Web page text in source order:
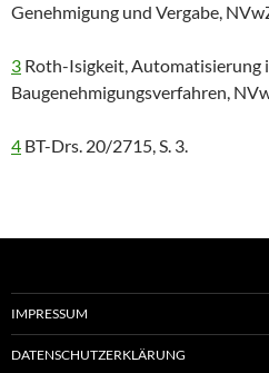
Genehmigung und Vergabe,
3 Roth-Isigkeit, Automatisierung
Baugenehmigungsverfahren,
4 BT-Drs. 20/2715, S. 3.
IMPRESSUM
DATENSCHUTZERKLÄRUNG